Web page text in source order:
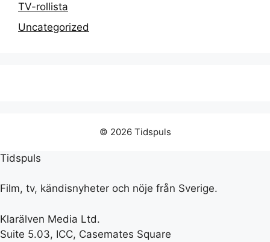
TV-rollista
Uncategorized
© 2026 Tidspuls
Tidspuls
Film, tv, kändisnyheter och nöje från Sverige.
Klarälven Media Ltd.
Suite 5.03, ICC, Casemates Square